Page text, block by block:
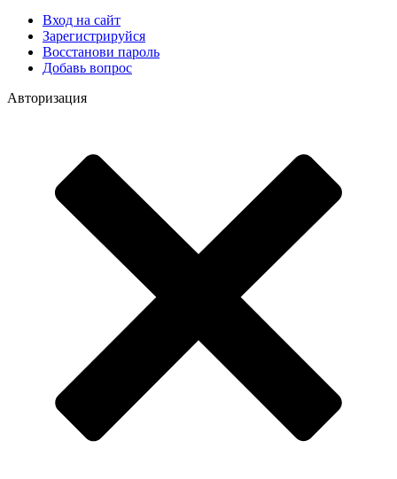
Вход на сайт
Зарегистрируйся
Восстанови пароль
Добавь вопрос
Авторизация